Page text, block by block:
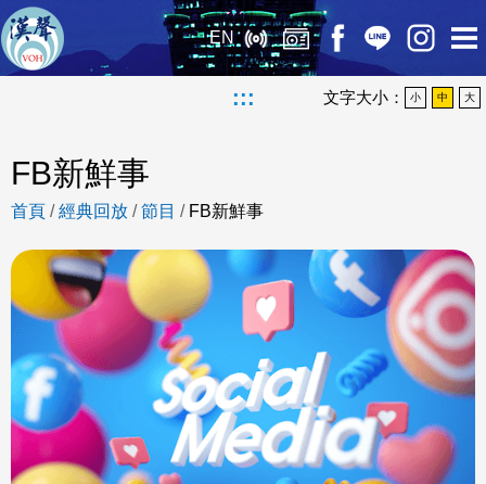
EN
::: 文字大小： 小 中 大
FB新鮮事
首頁 /經典回放 /節目 / FB新鮮事